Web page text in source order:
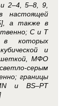
2–4, 5–8, 9,
настоящей
а также в
C и T
в которых
и
МФО
серым
границы
и BS–PT